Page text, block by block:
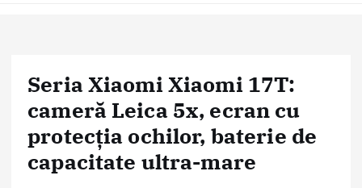
Seria Xiaomi Xiaomi 17T:
cameră Leica 5x, ecran cu
protecția ochilor, baterie de
capacitate ultra-mare